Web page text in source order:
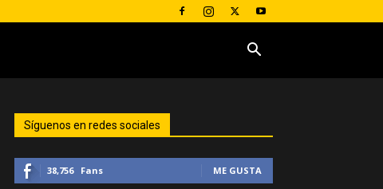
Síguenos en redes sociales
38,756 Fans ME GUSTA